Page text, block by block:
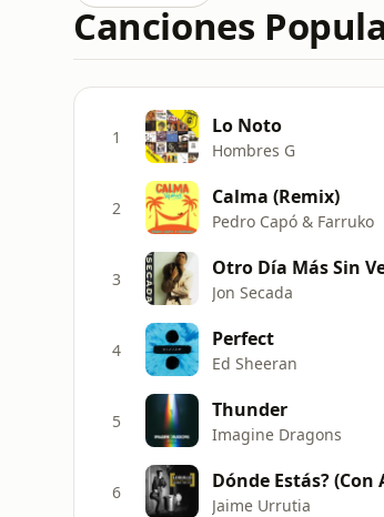
Canciones
1 Lo Noto
Hombres G
2 Calma (Remix)
Pedro Capó & Farruko
3 Otro Día Más Sin
Jon Secada
4 Perfect
Ed Sheeran
5 Thunder
Imagine Dragons
6 Dónde Estás? (Con
Jaime Urrutia